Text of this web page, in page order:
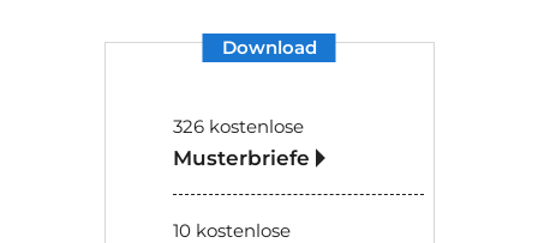
Download
326 kostenlose
Musterbriefe
10 kostenlose